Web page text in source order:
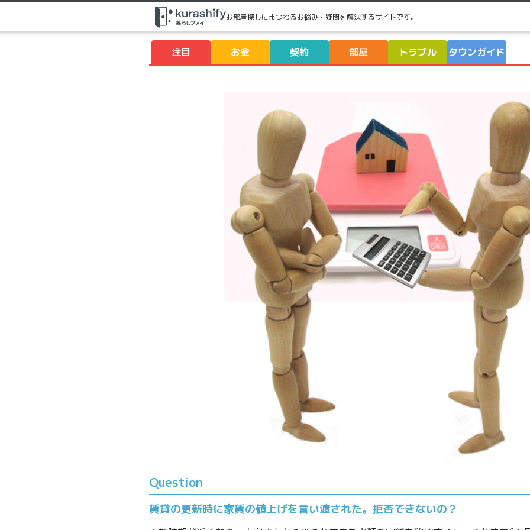
お部屋探しにまつわるお悩み・疑問を解決するサイトです。
注目 お金 契約 部屋 トラブル タウンガイド
賃貸の更新時に家賃の値上げを言い渡された。拒否できないの？
Question